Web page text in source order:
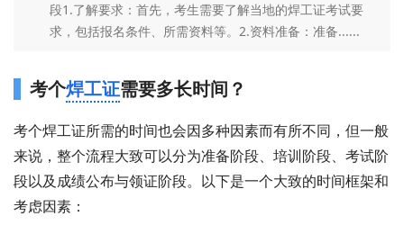
段1.了解要求：首先，考生需要了解当地的焊工证考试要
求，包括报名条件、所需资料等。2.资料准备：准备......
考个焊工证需要多长时间？
考个焊工证所需的时间也会因多种因素而有所不同，但一般
来说，整个流程大致可以分为准备阶段、培训阶段、考试阶
段以及成绩公布与领证阶段。以下是一个大致的时间框架和
考虑因素：